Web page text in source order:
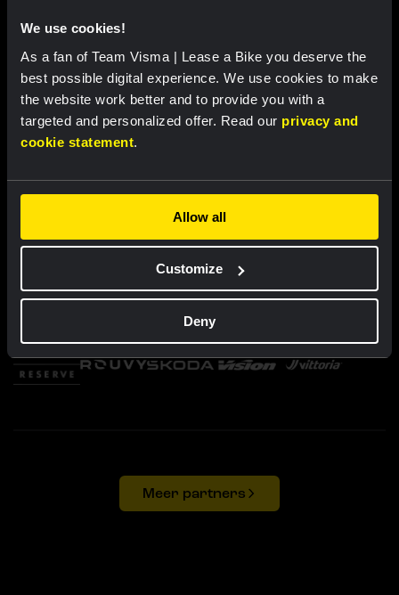
We use cookies!
As a fan of Team Visma | Lease a Bike you deserve the
best possible digital experience. We use cookies to make
the website work better and to provide you with a
targeted and personalized offer. Read our privacy and
cookie statement.
Allow all
Customize
Deny
Meer partners